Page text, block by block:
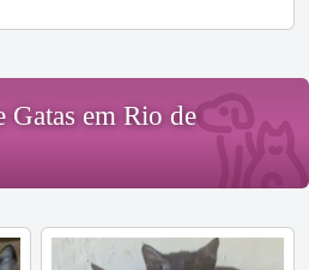
Gatas em Rio de